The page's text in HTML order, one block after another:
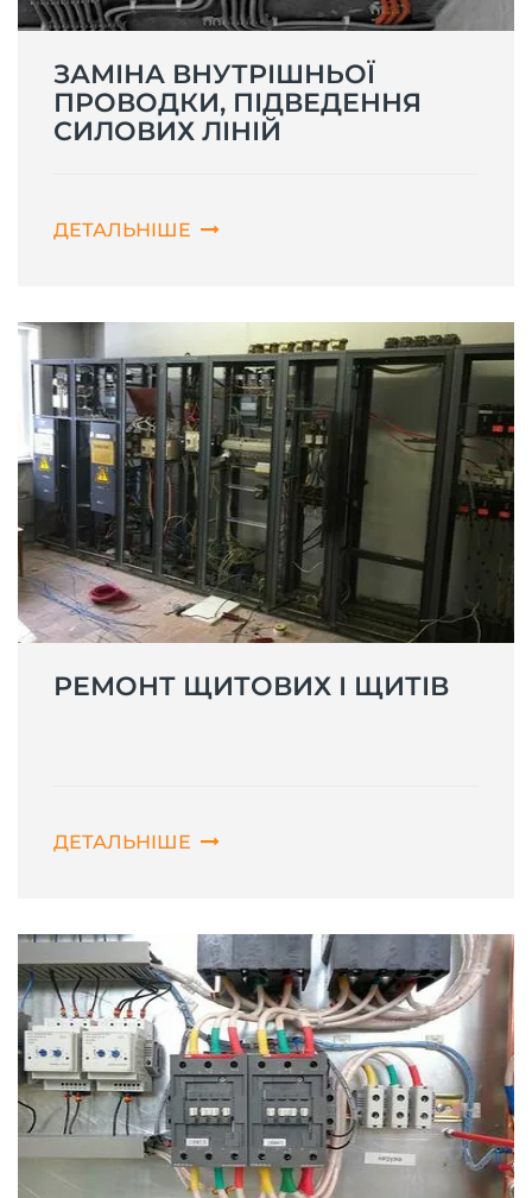
ЗАМІНА ВНУТРІШНЬОЇ
ПРОВОДКИ, ПІДВЕДЕННЯ
СИЛОВИХ ЛІНІЙ
ДЕТАЛЬНІШЕ
РЕМОНТ ЩИТОВИХ І ЩИТІВ
ДЕТАЛЬНІШЕ